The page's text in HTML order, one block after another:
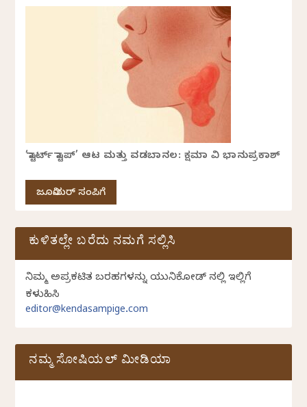
‘ಸ್ಟಾರ್ಟ್ ಸ್ಟಾಪ್’ ಆಟ ಮತ್ತು ವಡಬಾನಲ: ಕ್ಷಮಾ ವಿ ಭಾನುಪ್ರಕಾಶ್
ಜೂನಿಯರ್ ಸಂಪಿಗೆ
ಕುಳಿತಲ್ಲೇ ಬರೆದು ನಮಗೆ ಸಲ್ಲಿಸಿ
ನಿಮ್ಮ ಅಪ್ರಕಟಿತ ಬರಹಗಳನ್ನು ಯುನಿಕೋಡ್ ನಲ್ಲಿ ಇಲ್ಲಿಗೆ
ಕಳುಹಿಸಿ
editor@kendasampige.com
ನಮ್ಮ ಸೋಷಿಯಲ್‌ ಮೀಡಿಯಾ